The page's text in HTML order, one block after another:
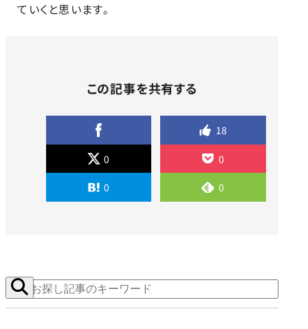
ていくと思います。
この記事を共有する
18
0 0
0 0